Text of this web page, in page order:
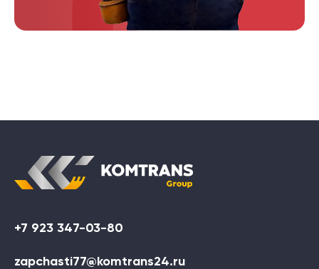
+7 923 347-03-80
zapchasti77@komtrans24.ru